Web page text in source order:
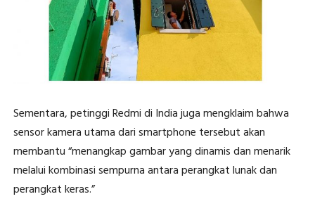
Sementara, petinggi Redmi di India juga mengklaim bahwa
sensor kamera utama dari smartphone tersebut akan
membantu “menangkap gambar yang dinamis dan menarik
melalui kombinasi sempurna antara perangkat lunak dan
perangkat keras.”